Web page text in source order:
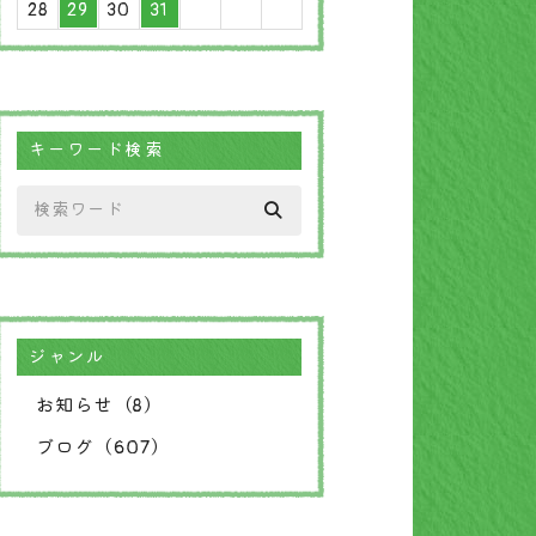
28 29 30 31
キーワード検索
ジャンル
お知らせ（8）
ブログ（607）